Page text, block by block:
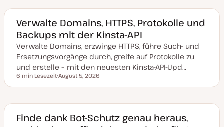
Verwalte Domains, HTTPS, Protokolle und
Backups mit der Kinsta-API
Verwalte Domains, erzwinge HTTPS, führe Such- und
Ersetzungsvorgänge durch, greife auf Protokolle zu
und erstelle – mit den neuesten Kinsta-API-Upd…
Lesezeit
6 min Lesezeit
a
u
a
k
August 5, 2026
Finde dank Bot-Schutz genau heraus,